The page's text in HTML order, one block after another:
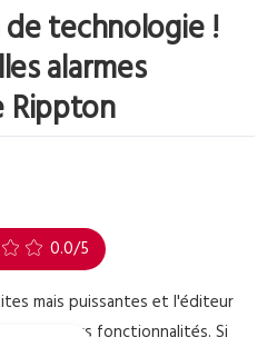
technologie !
alarmes
Rippton
0.0/5
mais puissantes et l'éditeur